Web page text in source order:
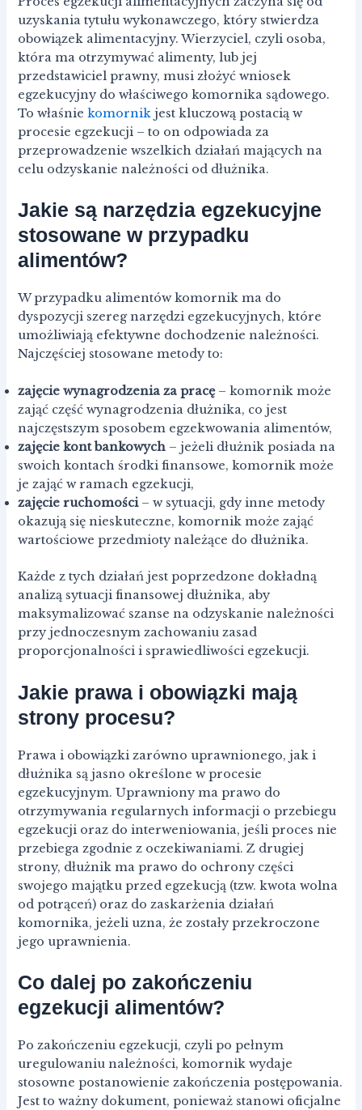
uzyskania tytułu wykonawczego, który stwierdza
obowiązek alimentacyjny. Wierzyciel, czyli osoba,
która ma otrzymywać alimenty, lub jej
przedstawiciel prawny, musi złożyć wniosek
egzekucyjny do właściwego komornika sądowego.
To właśniekomornik jest kluczową postacią w
procesie egzekucji – to on odpowiada za
przeprowadzenie wszelkich działań mających na
celu odzyskanie należności od dłużnika.
Jakie są narzędzia egzekucyjne
stosowane w przypadku
alimentów?
W przypadku alimentów komornik ma do
dyspozycji szereg narzędzi egzekucyjnych, które
umożliwiają efektywne dochodzenie należności.
Najczęściej stosowane metody to:
zajęcie wynagrodzenia za pracę– komornik może
zająć część wynagrodzenia dłużnika, co jest
najczęstszym sposobem egzekwowania alimentów,
zajęcie kont bankowych – jeżeli dłużnik posiada na
swoich kontach środki finansowe, komornik może
je zająć w ramach egzekucji,
zajęcie ruchomości– w sytuacji, gdy inne metody
okazują się nieskuteczne, komornik może zająć
wartościowe przedmioty należące do dłużnika.
Każde z tych działań jest poprzedzone dokładną
analizą sytuacji finansowej dłużnika, aby
maksymalizować szanse na odzyskanie należności
przy jednoczesnym zachowaniu zasad
proporcjonalności i sprawiedliwości egzekucji.
Jakie prawa i obowiązki mają
strony procesu?
Prawa i obowiązki zarówno uprawnionego, jak i
dłużnika są jasno określone w procesie
egzekucyjnym. Uprawniony ma prawo do
otrzymywania regularnych informacji o przebiegu
egzekucji oraz do interweniowania, jeśli proces nie
przebiega zgodnie z oczekiwaniami. Z drugiej
strony, dłużnik ma prawo do ochrony części
swojego majątku przed egzekucją (tzw. kwota wolna
od potrąceń) oraz do zaskarżenia działań
komornika, jeżeli uzna, że zostały przekroczone
jego uprawnienia.
Co dalej po zakończeniu
egzekucji alimentów?
Po zakończeniu egzekucji, czyli po pełnym
uregulowaniu należności, komornik wydaje
stosowne postanowienie zakończenia postępowania.
Jest to ważny dokument, ponieważ stanowi oficjalne